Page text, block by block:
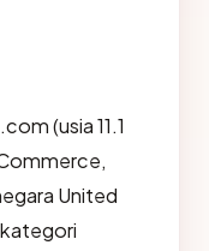
(usia 11.1
United